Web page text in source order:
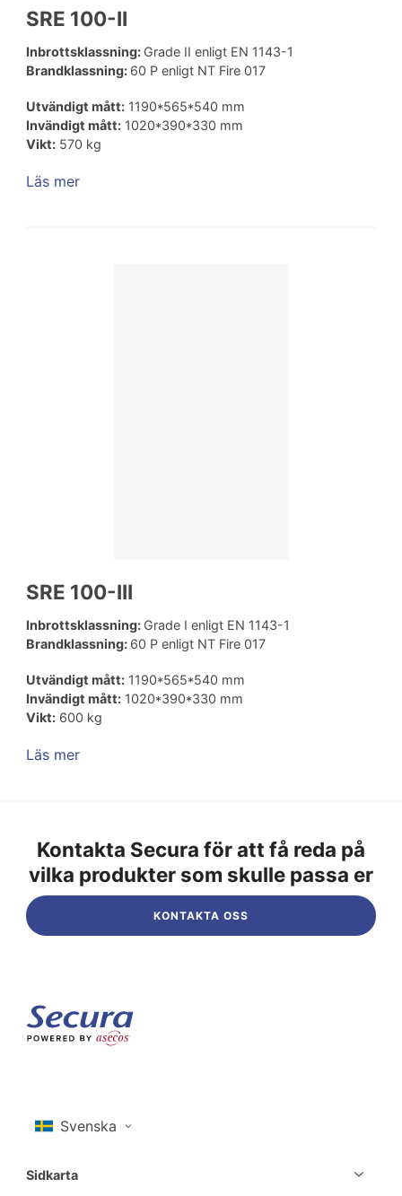
SRE 100-II
Inbrottsklassning: Grade II enligt EN 1143-1
Brandklassning: 60 P enligt NT Fire 017
Utvändigt mått:1190*565*540 mm
Invändigt mått:1020*390*330 mm
Vikt:570 kg
Läs mer
SRE 100-III
Inbrottsklassning: Grade I enligt EN 1143-1
Brandklassning: 60 P enligt NT Fire 017
Utvändigt mått:1190*565*540 mm
Invändigt mått:1020*390*330 mm
Vikt:600 kg
Läs mer
Kontakta Secura för att få reda på
vilka produkter som skulle passa er
KONTAKTA OSS
Sidkarta